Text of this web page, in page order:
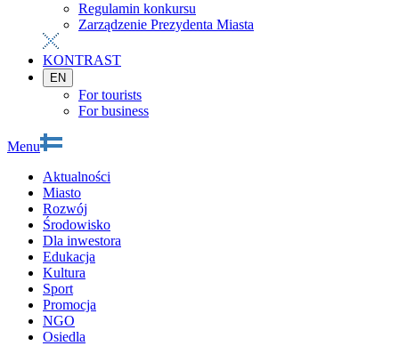
Regulamin konkursu
Zarządzenie Prezydenta Miasta
KONTRAST
EN
For tourists
For business
Menu
Aktualności
Miasto
Rozwój
Środowisko
Dla inwestora
Edukacja
Kultura
Sport
Promocja
NGO
Osiedla